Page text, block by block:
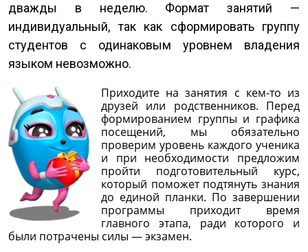
дважды в неделю. Формат занятий —
индивидуальный, так как сформировать группу
студентов с одинаковым уровнем владения
языком невозможно.
Приходите на занятия с кем-то из
друзей или родственников. Перед
формированием группы и графика
посещений, мы обязательно
проверим уровень каждого ученика
и при необходимости предложим
пройти подготовительный курс,
который поможет подтянуть знания
до единой планки. По завершении
программы приходит время
главного этапа, ради которого и
были потрачены силы — экзамен.